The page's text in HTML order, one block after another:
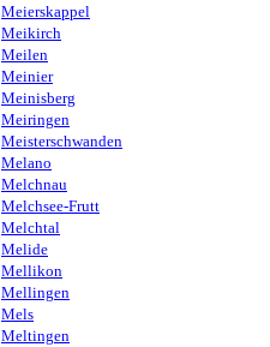
Meierskappel
Meikirch
Meilen
Meinier
Meinisberg
Meiringen
Meisterschwanden
Melano
Melchnau
Melchsee-Frutt
Melchtal
Melide
Mellikon
Mellingen
Mels
Meltingen